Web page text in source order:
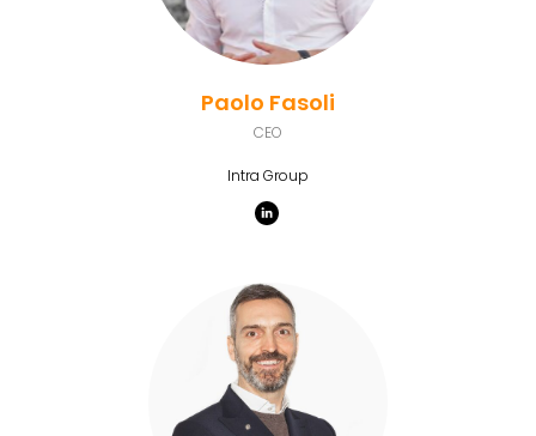
Paolo Fasoli
CEO
Intra Group